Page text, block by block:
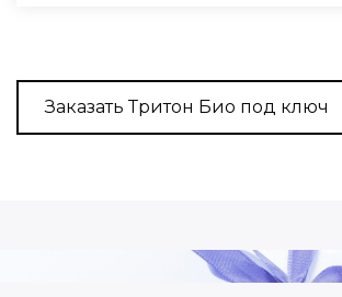
Заказать Тритон Био под ключ